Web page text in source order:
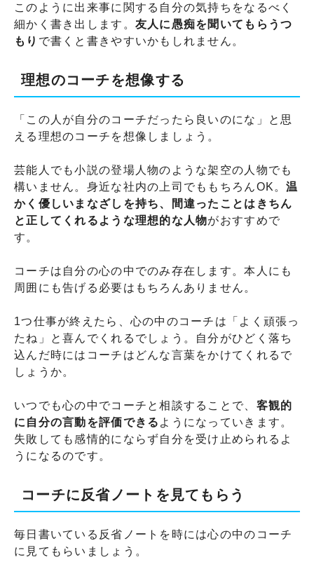
このように出来事に関する自分の気持ちをなるべく
細かく書き出します。 友人に愚痴を聞いてもらうつ
もり で書くと書きやすいかもしれません。
理想のコーチを想像する
「この人が自分のコーチだったら良いのにな」と思
える理想のコーチを想像しましょう。
芸能人でも小説の登場人物のような架空の人物でも
構いません。身近な社内の上司でももちろんOK。温
かく優しいまなざしを持ち、間違ったことはきちん
と正してくれるような理想的な人物がおすすめで
す。
コーチは自分の心の中でのみ存在します。本人にも
周囲にも告げる必要はもちろんありません。
1つ仕事が終えたら、心の中のコーチは「よく頑張っ
たね」と喜んでくれるでしょう。自分がひどく落ち
込んだ時にはコーチはどんな言葉をかけてくれるで
しょうか。
いつでも心の中でコーチと相談することで、 客観的
に自分の言動を評価できる ようになっていきます。
失敗しても感情的にならず自分を受け止められるよ
うになるのです。
コーチに反省ノートを見てもらう
毎日書いている反省ノートを時には心の中のコーチ
に見てもらいましょう。